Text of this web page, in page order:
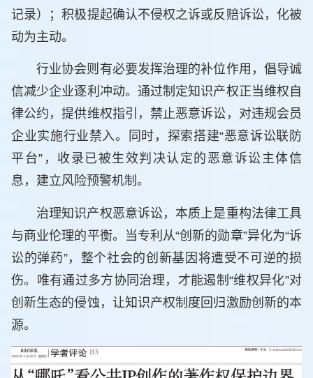
记录）；积极提起确认不侵权之诉或反赔诉讼，化被
动为主动。
行业协会则有必要发挥治理的补位作用，倡导诚
信减少企业逐利冲动。通过制定知识产权正当维权自
律公约，提供维权指引，禁止恶意诉讼，对违规会员
企业实施行业禁入。同时，探索搭建“恶意诉讼联防
平台”，收录已被生效判决认定的恶意诉讼主体信
息，建立风险预警机制。
治理知识产权恶意诉讼，本质上是重构法律工具
与商业伦理的平衡。当专利从“创新的勋章”异化为“诉
讼的弹药”，整个社会的创新基因将遭受不可逆的损
伤。唯有通过多方协同治理，才能遏制“维权异化”对
创新生态的侵蚀，让知识产权制度回归激励创新的本
源。